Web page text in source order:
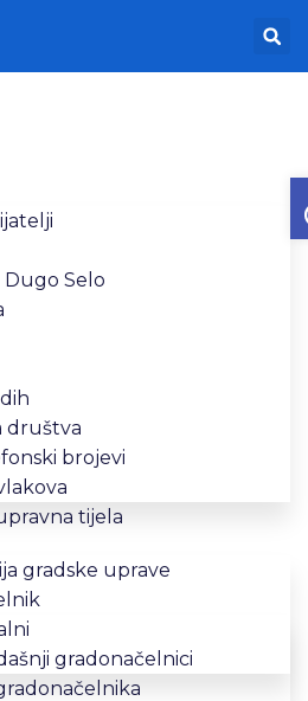
Dugo Selo
društva
brojevi
tijela
gradske uprave
gradonačelnici